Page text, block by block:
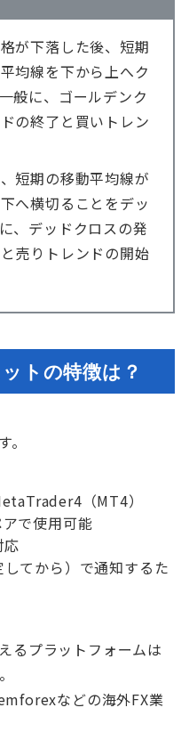
が下落した後、短期
均線を下から上へク
般に、ゴールデンク
の終了と買いトレン
短期の移動平均線が
へ横切ることをデッ
、デッドクロスの発
売りトレンドの開始
トの特徴は？
（MT4）
で使用可能
応
てから）で通知するた
るプラットフォームは
などの海外FX業